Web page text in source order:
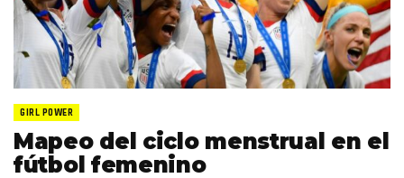
GIRL POWER
Mapeo del ciclo menstrual en el
fútbol femenino